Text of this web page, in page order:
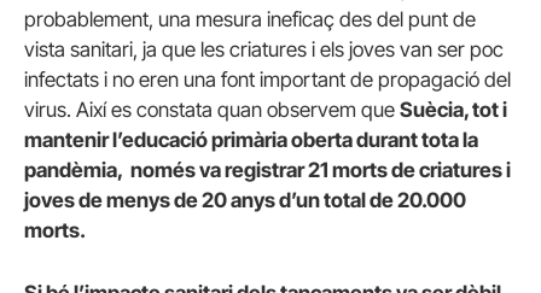
probablement, una mesura ineficaç des del punt de
vista sanitari, ja que les criatures i els joves van ser poc
infectats i no eren una font important de propagació del
virus. Així es constata quan observem que Suècia, tot i
mantenir l’educació primària oberta durant tota la
pandèmia, només va registrar 21 morts de criatures i
joves de menys de 20 anys d’un total de 20.000
morts.